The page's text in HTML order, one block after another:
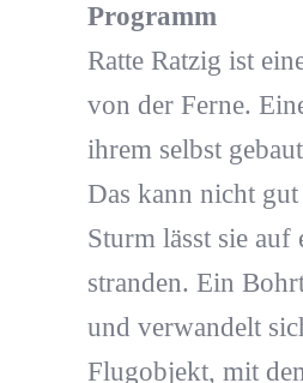
Programm
Ratte Ratzig ist
von der Ferne.
ihrem selbst
Das kann nicht
Sturm lässt sie
stranden. Ein
und verwandelt
Flugobjekt, mit